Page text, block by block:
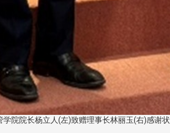
院院长杨立人(左)致赠理事长林丽玉(右)感谢状